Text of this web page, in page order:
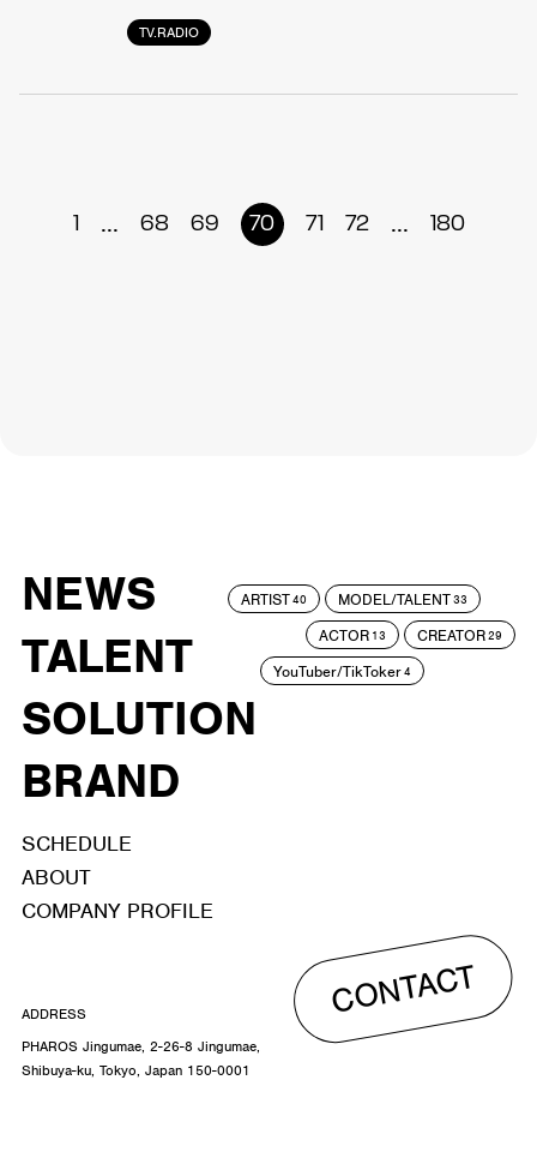
TV.RADIO
1 ... 68 69 70 71 72 ... 180
NEWS
TALENT
SOLUTION
BRAND
ARTIST40 MODEL/TALENT33
ACTOR 13 CREATOR29
YouTuber/TikToker4
SCHEDULE
ABOUT
COMPANY PROFILE
CONTACT
ADDRESS
PHAROS Jingumae, 2-26-8 Jingumae,
Shibuya-ku, Tokyo, Japan 150-0001